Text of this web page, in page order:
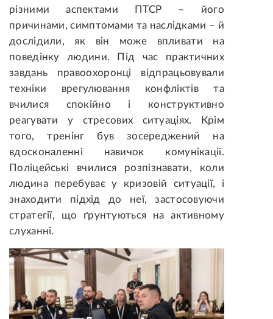
різними аспектами ПТСР – його
причинами, симптомами та наслідками – й
дослідили, як він може впливати на
поведінку людини. Під час практичних
завдань правоохоронці відпрацьовували
техніки врегулювання конфліктів та
вчилися спокійно і конструктивно
реагувати у стресових ситуаціях. Крім
того, тренінг був зосереджений на
вдосконаленні навичок комунікації.
Поліцейські вчилися розпізнавати, коли
людина перебуває у кризовій ситуації, і
знаходити підхід до неї, застосовуючи
стратегії, що ґрунтуються на активному
слуханні.